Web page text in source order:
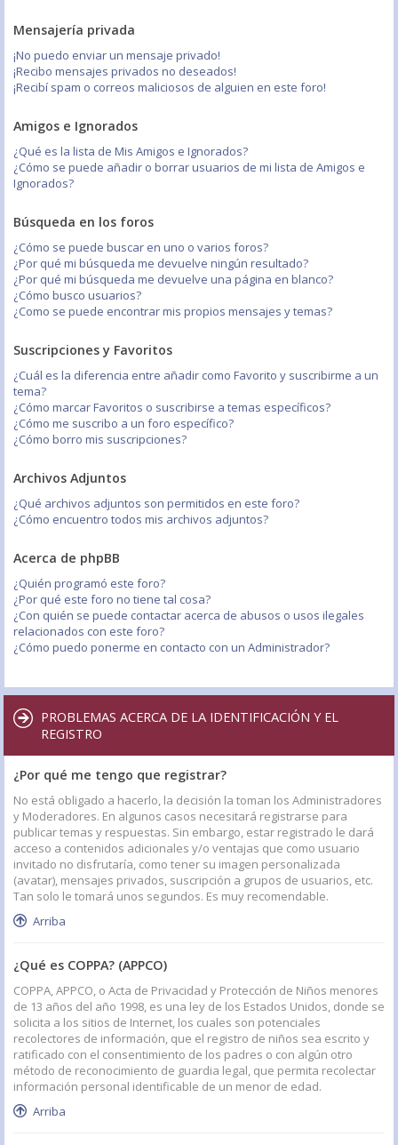
Mensajería privada
¡No puedo enviar un mensaje privado!
¡Recibo mensajes privados no deseados!
¡Recibí spam o correos maliciosos de alguien en este foro!
Amigos e Ignorados
¿Qué es la lista de Mis Amigos e Ignorados?
¿Cómo se puede añadir o borrar usuarios de mi lista de Amigos e
Ignorados?
Búsqueda en los foros
¿Cómo se puede buscar en uno o varios foros?
¿Por qué mi búsqueda me devuelve ningún resultado?
¿Por qué mi búsqueda me devuelve una página en blanco?
¿Cómo busco usuarios?
¿Como se puede encontrar mis propios mensajes y temas?
Suscripciones y Favoritos
¿Cuál es la diferencia entre añadir como Favorito y suscribirme a un
tema?
¿Cómo marcar Favoritos o suscribirse a temas específicos?
¿Cómo me suscribo a un foro específico?
¿Cómo borro mis suscripciones?
Archivos Adjuntos
¿Qué archivos adjuntos son permitidos en este foro?
¿Cómo encuentro todos mis archivos adjuntos?
Acerca de phpBB
¿Quién programó este foro?
¿Por qué este foro no tiene tal cosa?
¿Con quién se puede contactar acerca de abusos o usos ilegales
relacionados con este foro?
¿Cómo puedo ponerme en contacto con un Administrador?
PROBLEMAS ACERCA DE LA IDENTIFICACIÓN Y EL
REGISTRO
¿Por qué me tengo que registrar?
No está obligado a hacerlo, la decisión la toman los Administradores
y Moderadores. En algunos casos necesitará registrarse para
publicar temas y respuestas. Sin embargo, estar registrado le dará
acceso a contenidos adicionales y/o ventajas que como usuario
invitado no disfrutaría, como tener su imagen personalizada
(avatar), mensajes privados, suscripción a grupos de usuarios, etc.
Tan solo le tomará unos segundos. Es muy recomendable.
Arriba
¿Qué es COPPA? (APPCO)
COPPA, APPCO, o Acta de Privacidad y Protección de Niños menores
de 13 años del año 1998, es una ley de los Estados Unidos, donde se
solicita a los sitios de Internet, los cuales son potenciales
recolectores de información, que el registro de niños sea escrito y
ratificado con el consentimiento de los padres o con algún otro
método de reconocimiento de guardia legal, que permita recolectar
información personal identificable de un menor de edad.
Arriba